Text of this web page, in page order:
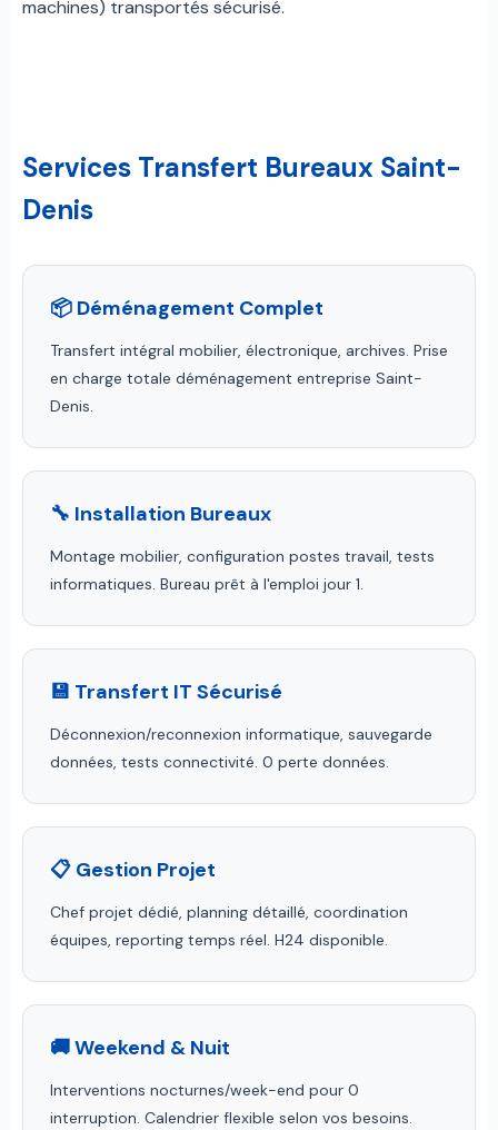
machines) transportés sécurisé.
Services Transfert Bureaux Saint-
Denis
📦 Déménagement Complet
Transfert intégral mobilier, électronique, archives. Prise
en charge totale déménagement entreprise Saint-
Denis.
🔧 Installation Bureaux
Montage mobilier, configuration postes travail, tests
informatiques. Bureau prêt à l'emploi jour 1.
💾 Transfert IT Sécurisé
Déconnexion/reconnexion informatique, sauvegarde
données, tests connectivité. 0 perte données.
📋 Gestion Projet
Chef projet dédié, planning détaillé, coordination
équipes, reporting temps réel. H24 disponible.
🚚 Weekend & Nuit
Interventions nocturnes/week-end pour 0
interruption. Calendrier flexible selon vos besoins.